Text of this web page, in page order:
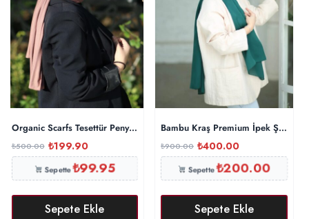
Organic Scarfs Tesettür Penye Şal Hijap Modeli – İncir
₺500.00 ₺199.90
Sepette₺99.95
Sepete Ekle
Bambu Kraş Premium İpek Şal –
₺900.00 ₺400.00
Sepette₺200.00
Sepete Ekle